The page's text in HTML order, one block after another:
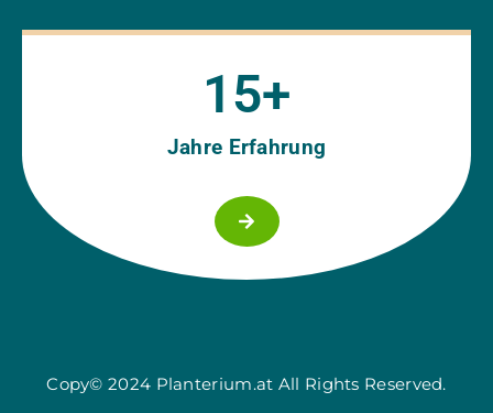
Jahre Erfahrung
15+
Copy© 2024 Planterium.at All Rights Reserved.